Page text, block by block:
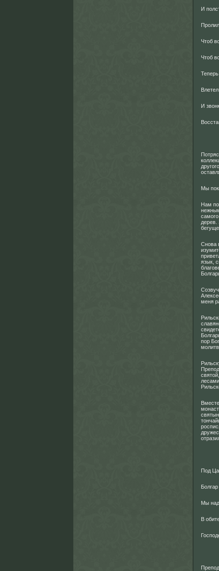
И
Чтоб
Чтоб
И
Мы
Нам
дерев.
Снова
язык,
меня
пор
Под
Мы
В